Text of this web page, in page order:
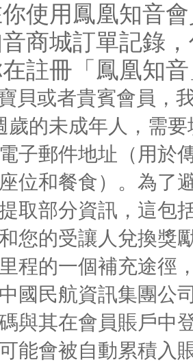
使用鳳凰知音
商城訂單記錄
註冊「鳳凰知
者貴賓會員，我
歲的未成年人，需
子郵件地址（用於
位和餐食）。為了
取部分資訊，這包
您的受讓人兌換獎
程的一個補充途徑
國民航資訊集團公
與其在會員賬戶中
能會被自動累積入